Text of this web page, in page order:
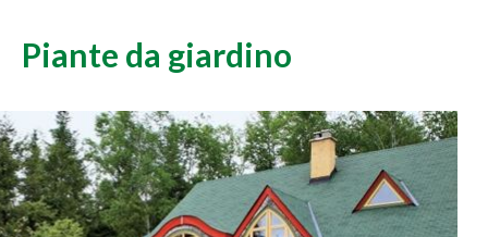
Piante da giardino